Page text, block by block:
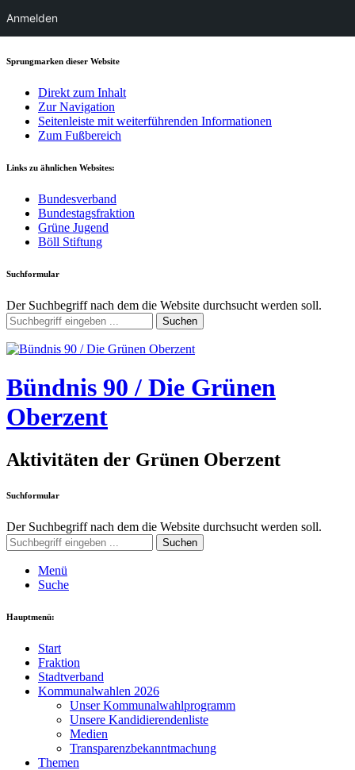
Sprungmarken dieser Website
Direkt zum Inhalt
Zur Navigation
Seitenleiste mit weiterführenden Informationen
Zum Fußbereich
Links zu ähnlichen Websites:
Bundesverband
Bundestagsfraktion
Grüne Jugend
Böll Stiftung
Suchformular
Der Suchbegriff nach dem die Website durchsucht werden soll.
Suchen
Bündnis 90 / Die Grünen
Oberzent
Aktivitäten der Grünen Oberzent
Suchformular
Der Suchbegriff nach dem die Website durchsucht werden soll.
Suchen
Menü
Suche
Hauptmenü:
Start
Fraktion
Stadtverband
Kommunalwahlen 2026
Unser Kommunalwahlprogramm
Unsere Kandidierendenliste
Medien
Transparenzbekanntmachung
Themen
Anmelden